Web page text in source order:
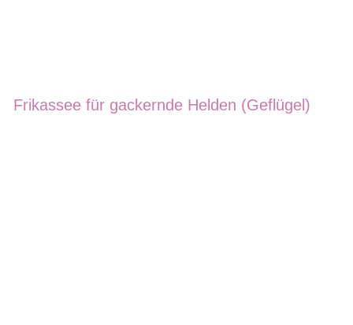
Frikassee für gackernde Helden (Geflügel)